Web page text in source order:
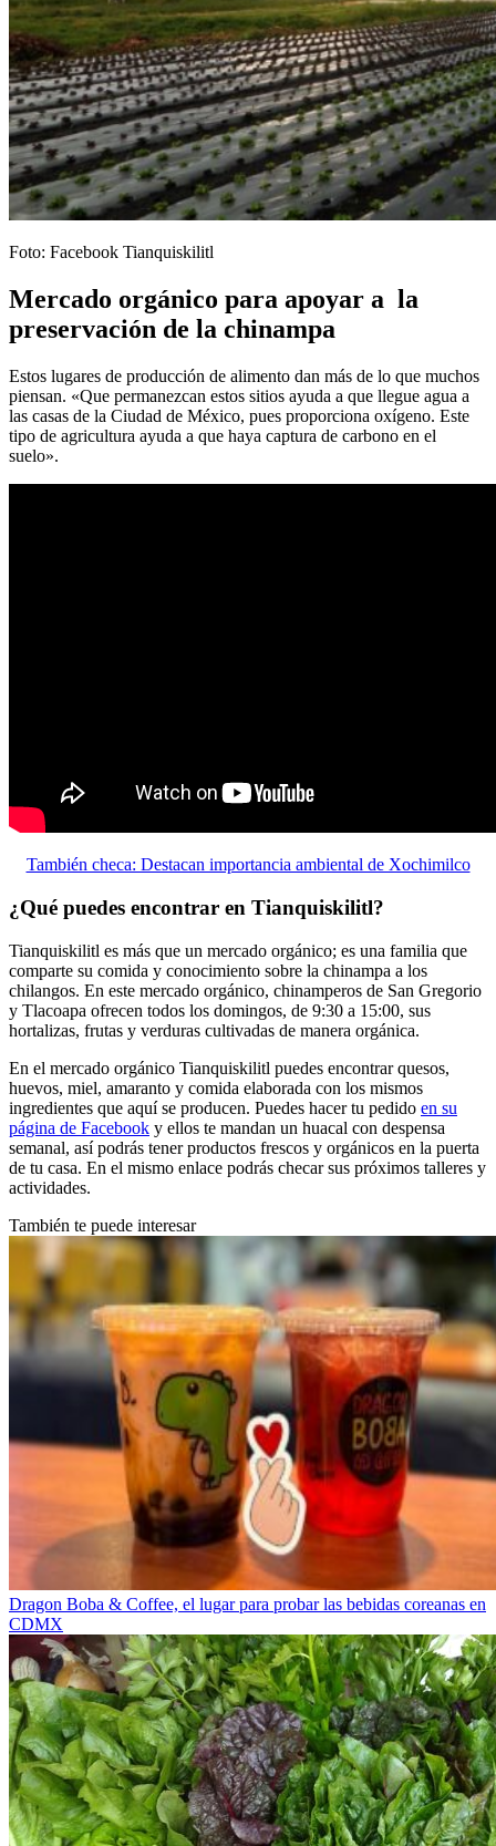
Foto: Facebook Tianquiskilitl
Mercado orgánico para apoyar a la
preservación de la chinampa
Estos lugares de producción de alimento dan más de lo que muchos
piensan. «Que permanezcan estos sitios ayuda a que llegue agua a
las casas de la Ciudad de México, pues proporciona oxígeno. Este
tipo de agricultura ayuda a que haya captura de carbono en el
suelo».
También checa: Destacan importancia ambiental de Xochimilco
¿Qué puedes encontrar en Tianquiskilitl?
Tianquiskilitl es más que un mercado orgánico; es una familia que
comparte su comida y conocimiento sobre la chinampa a los
chilangos. En este mercado orgánico, chinamperos de San Gregorio
y Tlacoapa ofrecen todos los domingos, de 9:30 a 15:00, sus
hortalizas, frutas y verduras cultivadas de manera orgánica.
En el mercado orgánico Tianquiskilitl puedes encontrar quesos,
huevos, miel, amaranto y comida elaborada con los mismos
ingredientes que aquí se producen. Puedes hacer tu pedido en su
página de Facebook y ellos te mandan un huacal con despensa
semanal, así podrás tener productos frescos y orgánicos en la puerta
de tu casa. En el mismo enlace podrás checar sus próximos talleres y
actividades.
También te puede interesar
Dragon Boba & Coffee, el lugar para probar las bebidas coreanas en
CDMX